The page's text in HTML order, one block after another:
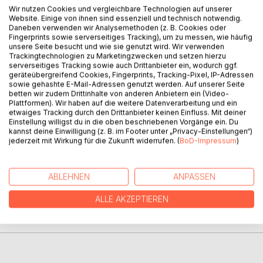
BESCHREIBUNG
Die moderne Lyrik wirft einige Rätsel auf. Hier berichtet ein
Insider und liefert verblüffende Einsichten.
PRESSESTIMMEN
Wir nutzen Cookies und vergleichbare Technologien auf unserer
Website. Einige von ihnen sind essenziell und technisch notwendig.
Daneben verwenden wir Analysemethoden (z. B. Cookies oder
Fingerprints sowie serverseitiges Tracking), um zu messen, wie häufig
unsere Seite besucht und wie sie genutzt wird. Wir verwenden
Trackingtechnologien zu Marketingzwecken und setzen hierzu
serverseitiges Tracking sowie auch Drittanbieter ein, wodurch ggf.
geräteübergreifend Cookies, Fingerprints, Tracking-Pixel, IP-Adressen
sowie gehashte E-Mail-Adressen genutzt werden. Auf unserer Seite
betten wir zudem Drittinhalte von anderen Anbietern ein (Video-
Plattformen). Wir haben auf die weitere Datenverarbeitung und ein
etwaiges Tracking durch den Drittanbieter keinen Einfluss. Mit deiner
Einstellung willigst du in die oben beschriebenen Vorgänge ein. Du
kannst deine Einwilligung (z. B. im Footer unter „Privacy-Einstellungen“)
jederzeit mit Wirkung für die Zukunft widerrufen. (BoD-Impressum)
ABLEHNEN ANPASSEN
ALLE AKZEPTIEREN